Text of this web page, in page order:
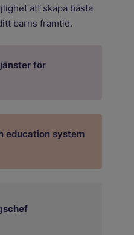
att skapa bästa
barns framtid.
för
education system